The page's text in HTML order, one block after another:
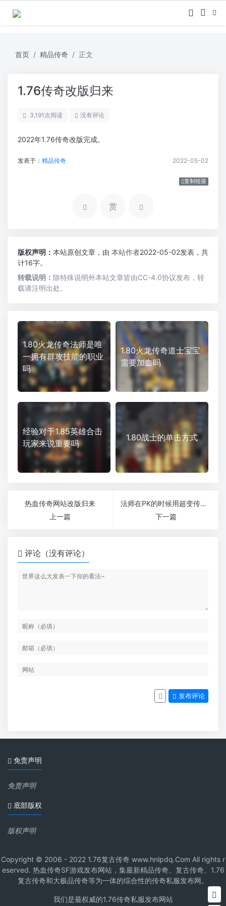
首页 精品传奇 正文
1.76传奇改版归来
3,191 次阅读 没有评论
2022年1.76传奇改版完成。
发表于： 精品传奇 2022-05-02
复制链接
赏
版权声明： 本站原创文章，由 本站作者2022-05-02发表，共
计16字。
转载说明： 除特殊说明外本站文章皆由CC-4.0协议发布，转
载请注明出处。
1.80火龙传奇法师是唯
一拥有群攻技能的职业
吗
1.80火龙传奇道士宝宝
需要加血吗
经验对于1.85英雄合击
玩家来说重要吗
1.80战士的单击方式
热血传奇网站改版归来
上一篇
法师在PK的时候用超变传奇65535火墙合适吗
下一篇
评论（没有评论）
发布评论
免责声明
免责声明
底部版权
版权声明
Copyright © 2006 - 2022 1.76复古传奇 www.hnlpdq.Com All rights r
eserved. 热血传奇SF游戏发布网站，集最新精品传奇、复古传奇、1.76
复古传奇和大极品传奇等为一体的综合性的传奇私服发布网。
我们是最权威的1.76传奇私服发布网站